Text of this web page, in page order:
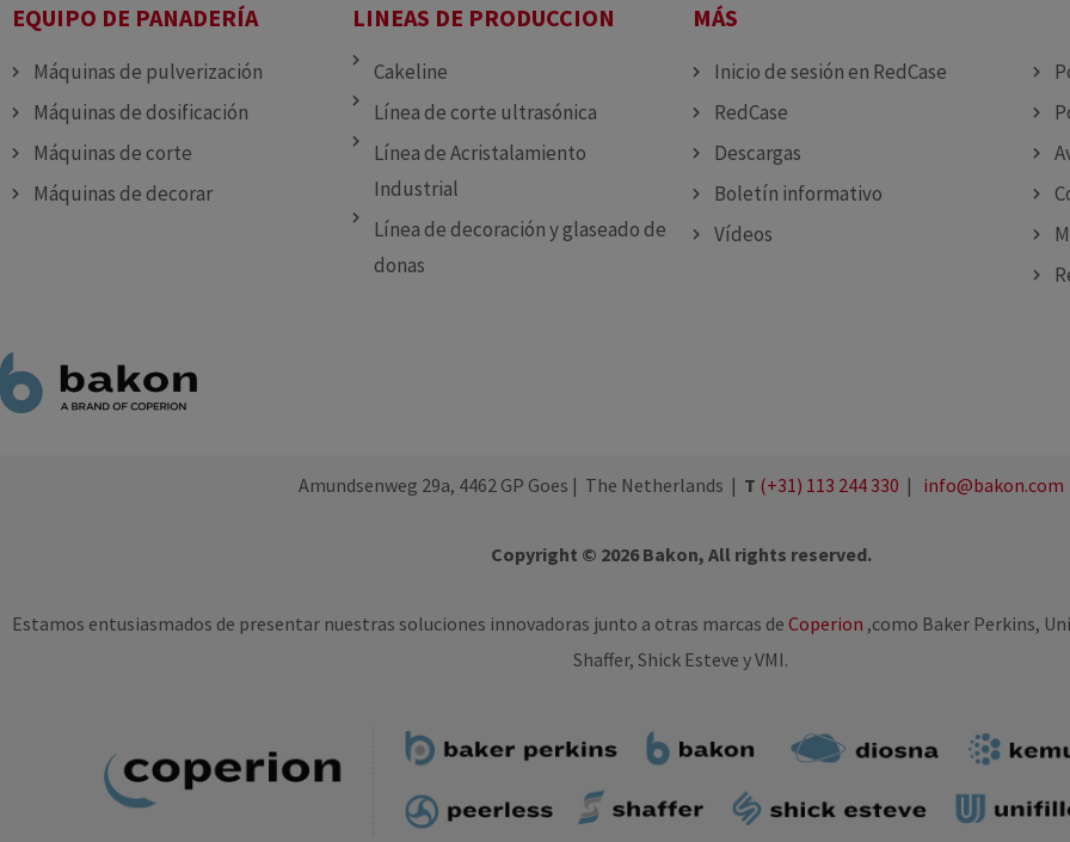
EQUIPO DE PANADERÍA
Máquinas de pulverización
Máquinas de dosificación
Máquinas de corte
Máquinas de decorar
LINEAS DE PRODUCCION
Cakeline
Línea de corte ultrasónica
Línea de Acristalamiento
Industrial
Línea de decoración y glaseado de
donas
MÁS
Inicio de sesión en RedCase
RedCase
Descargas
Boletín informativo
Vídeos
Amundsenweg 29a, 4462 GP Goes | The Netherlands | T (+31) 113 244 330 | info@bakon.com
Copyright © 2026 Bakon, All rights reserved.
Estamos entusiasmados de presentar nuestras soluciones innovadoras junto a otras marcas de Coperion ,como Baker Perkins,
Shaffer, Shick Esteve y VMI.